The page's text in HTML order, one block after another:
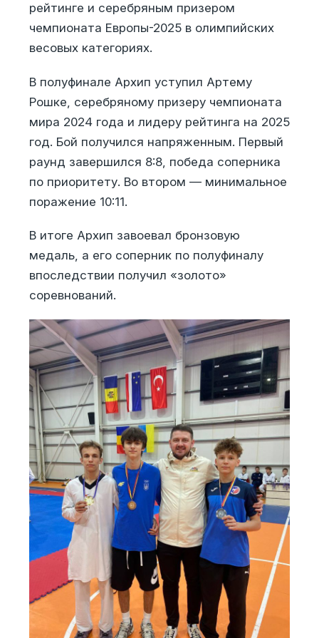
рейтинге и серебряным призером
чемпионата Европы-2025 в олимпийских
весовых категориях.
В полуфинале Архип уступил Артему
Рошке, серебряному призеру чемпионата
мира 2024 года и лидеру рейтинга на 2025
год. Бой получился напряженным. Первый
раунд завершился 8:8, победа соперника
по приоритету. Во втором — минимальное
поражение 10:11.
В итоге Архип завоевал бронзовую
медаль, а его соперник по полуфиналу
впоследствии получил «золото»
соревнований.